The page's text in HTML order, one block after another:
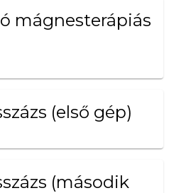
mágnesterápiás
(első gép)
(második